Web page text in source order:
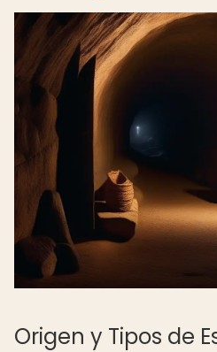
Origen y Tipos de